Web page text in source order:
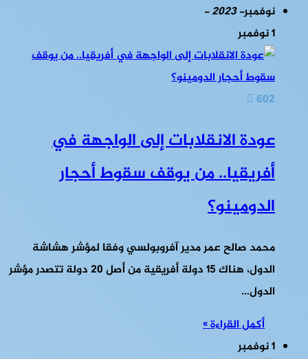
نوفمبر- 2023 -
1 نوفمبر
602
عودة الانقلابات إلى الواجهة في
أفريقيا.. من يوقف سقوط أحجار
الدومينو؟
محمد صالح عمر مدير آفروبولسي وفقا لمؤشر هشاشة
الدول، هناك 15 دولة أفريقية من أصل 20 دولة تتصدر مؤشر
الدول…
أكمل القراءة »
1 نوفمبر